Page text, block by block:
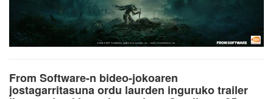
From Software-n bideo-jokoaren
jostagarritasuna ordu laurden inguruko trailer